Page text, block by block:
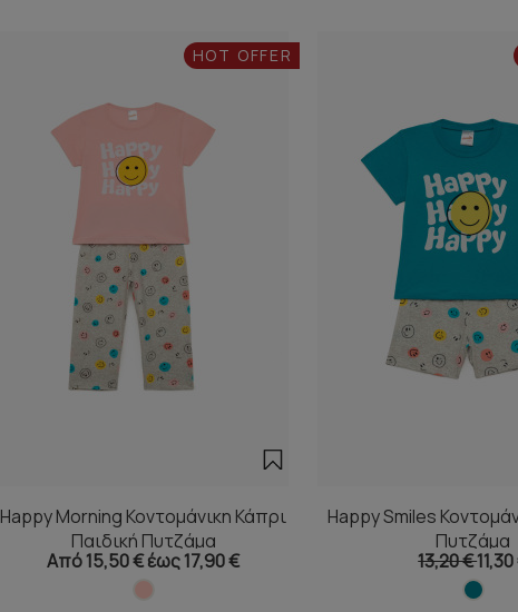
HOT OFFER
Happy Morning Κοντομάνικη Κάπρι
Παιδική Πυτζάμα
Από 15,50 € έως 17,90 €
Happy Smiles
Πυτζάμα
13,20 €